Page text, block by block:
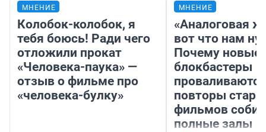
МНЕНИЕ
Колобок-колобок, я
тебя боюсь! Ради чего
отложили прокат
«Человека-паука» —
отзыв о фильме про
«человека-булку»
МНЕНИЕ
«Аналоговая
вот что нам
Почему новые
блокбастеры
повторы
фильмов
полные залы